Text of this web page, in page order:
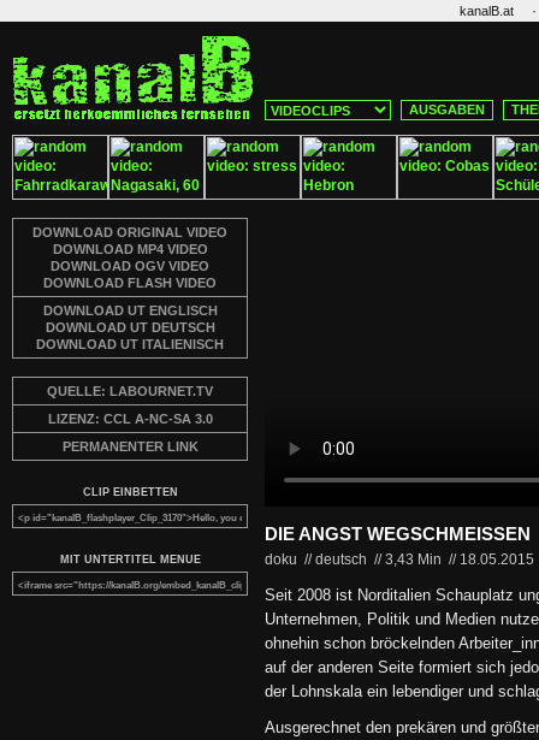
kanalB.at ·
AUSGABEN
DOWNLOAD ORIGINAL VIDEO
DOWNLOAD MP4 VIDEO
DOWNLOAD OGV VIDEO
DOWNLOAD FLASH VIDEO
DOWNLOAD UT ENGLISCH
DOWNLOAD UT DEUTSCH
DOWNLOAD UT ITALIENISCH
QUELLE: LABOURNET.TV
LIZENZ: CCL A-NC-SA 3.0
PERMANENTER LINK
CLIP EINBETTEN
MIT UNTERTITEL MENUE
DIE ANGST WEGSCHMEISSEN
doku // deutsch //3,43 Min // 18.05.2015
Seit 2008 ist Norditalien Schauplatz
Unternehmen, Politik und Medien
ohnehin schon bröckelnden
auf der anderen Seite formiert sich
der Lohnskala ein lebendiger und
Ausgerechnet den prekären und